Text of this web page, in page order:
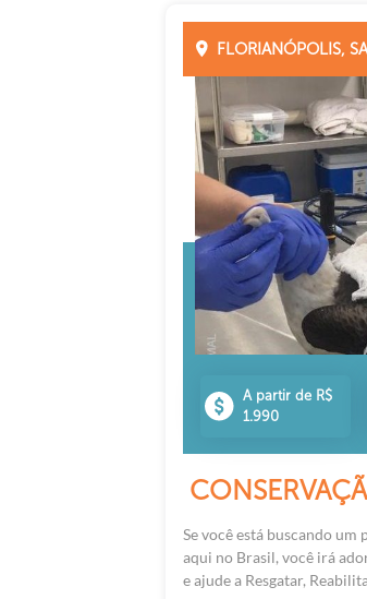
FLORIANÓPOLIS,
A partir de R$
1.990
Se você está buscando
aqui no Brasil, você irá
e ajude a Resgatar,